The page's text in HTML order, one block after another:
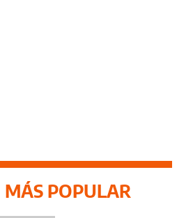
MÁS POPULAR